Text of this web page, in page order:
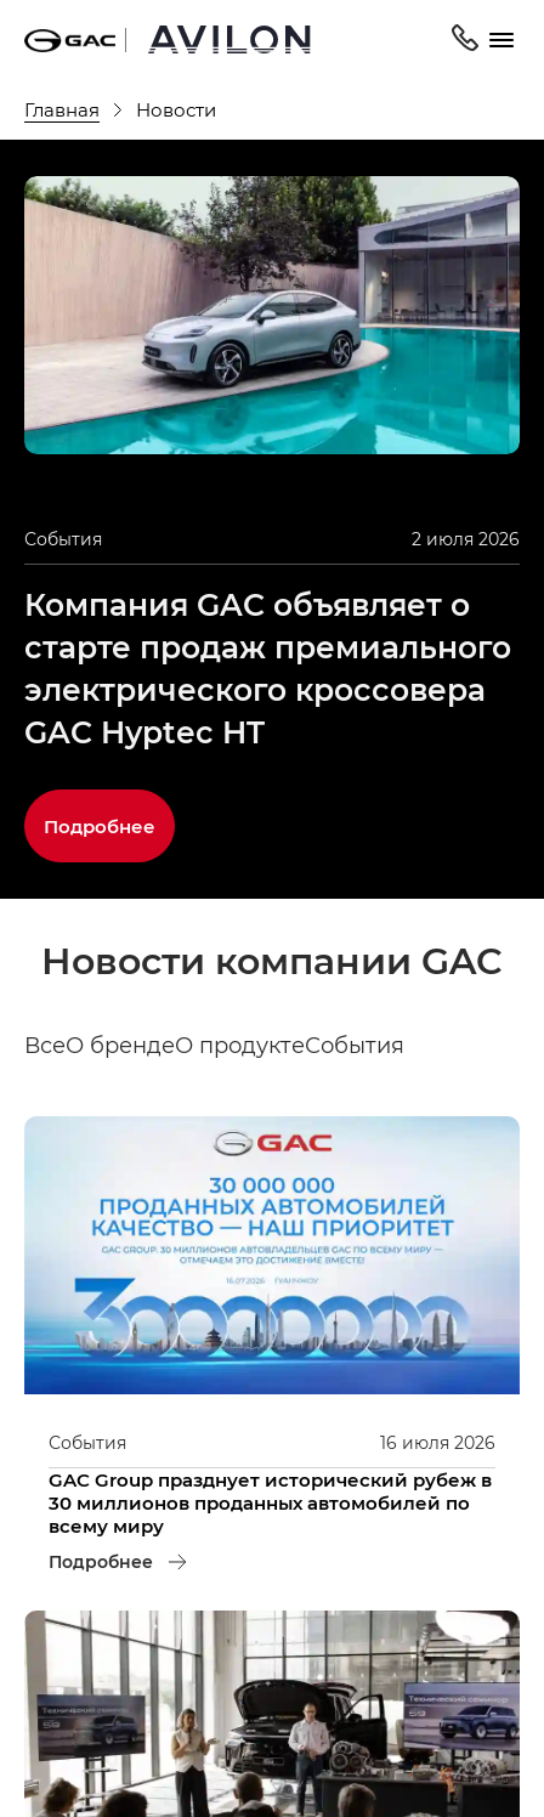
Главная Новости
События 2 июля 2026
Компания GAC объявляет о
старте продаж премиального
электрического кроссовера
GAC Hyptec HT
Подробнее
Новости компании GAC
ВсеО брендеО продуктеСобытия
16 июля 2026
События
GAC Group празднует исторический рубеж в
30 миллионов проданных автомобилей по
всему миру
Подробнее